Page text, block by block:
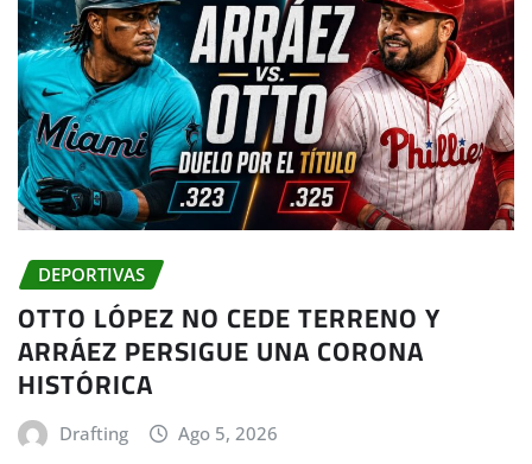
DEPORTIVAS
OTTO LÓPEZ NO CEDE TERRENO Y
ARRÁEZ PERSIGUE UNA CORONA
HISTÓRICA
Drafting Ago 5, 2026